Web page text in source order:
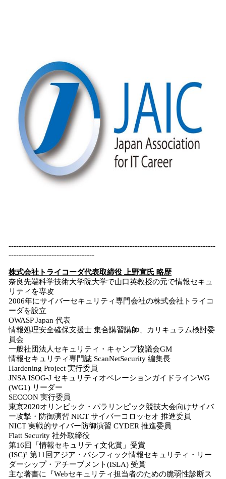
----------------------------------------------------------------------------------
----------------------------------
株式会社トライコーダ代表取締役 上野宣氏 略歴
奈良先端科学技術大学院大学で山口英教授の元で情報セキュ
リティを専攻
2006年にサイバーセキュリティ専門会社の株式会社トライコ
ーダを設立
OWASP Japan 代表
情報処理安全確保支援士 集合講習講師、カリキュラム検討委
員会
一般社団法人セキュリティ・キャンプ協議会GM
情報セキュリティ専門誌 ScanNetSecurity 編集長
Hardening Project 実行委員
JNSA ISOG-J セキュリティオペレーションガイドラインWG
(WG1) リーダー
SECCON 実行委員
東京2020オリンピック・パラリンピック競技大会向けサイバ
ー攻撃・防御演習 NICT サイバーコロッセオ 推進委員
NICT 実戦的サイバー防御演習 CYDER 推進委員
Flatt Security 社外取締役
第16回「情報セキュリティ文化賞」受賞
(ISC)² 第11回アジア・パシフィック情報セキュリティ・リー
ダーシップ・アチーブメント(ISLA) 受賞
主な著書に『Webセキュリティ担当者のための脆弱性診断ス